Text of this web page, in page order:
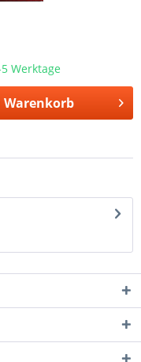
Werktage
Warenkorb